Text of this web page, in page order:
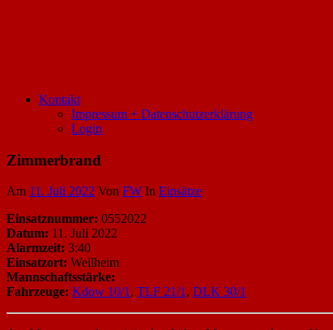
Kontakt
Impressum + Datenschutzerklärung
Login
Zimmerbrand
Am 11. Juli 2022 Von FW In Einsätze
Einsatznummer: 0552022
Datum: 11. Juli 2022
Alarmzeit: 3:40
Einsatzort: Weilheim
Mannschaftsstärke:
Fahrzeuge: Kdow 10/1, TLF 21/1, DLK 30/1